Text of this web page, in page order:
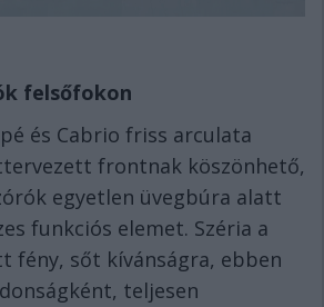
felsőfokon
és Cabrio friss arculata
frontnak köszönhető,
egyetlen üvegbúra alatt
funkciós elemet. Széria a
fény, sőt kívánságra, ebben
teljesen